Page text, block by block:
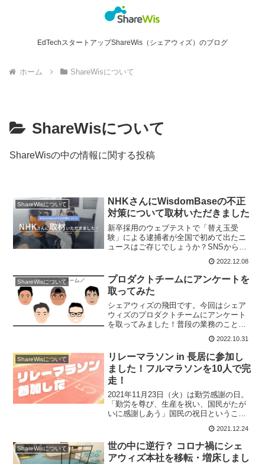
EdTechスタートアップShareWis（シェアウィズ）のブログ
ホーム ShareWisについて
ShareWisについて
ShareWisの中の情報に関する投稿
ShareWisについて
NHKさんにWisdomBaseの不正
対策について取材いただきました
新卒採用のウェブテストで「替え玉受
験」による逮捕者が全国で初めて出たニ
ュースはご存じでしょうか？SNSからウ
い、過去4年間で4000件ほど代行したとの
こと。採用試験のウェブテスト用のID・
パスワードを依頼者...
2022.12.08
ShareWisについて
プロダクトチームにアンケートを
取ってみた
シェアウィズの飛田です。今回はシェア
ウィズのプロダクトチームにアンケート
を取ってみました！普段の業務のこと
や、プログラミングに興味を持ったきっ
かけなど、シェアウィズで働いているエ
ンジニアのみなさんを紹介します。プロ
ダクトチームでは、5人のエ...
2022.10.31
ShareWisについて
リレーマラソン in 長居に参加し
ました！フルマラソンを10人で完
走！
2021年11月23日（火）は勤労感謝の日。
「勤労を尊び、生産を祝い、国民がたが
いに感謝しあう」国民の祝日ということ
ちなみに過去にも何度か会社でマラソン
イベントに参加したことがあります。今
回参加したのは「...
2021.12.24
ShareWisについて
世の中に逆行？ コロナ禍にシェ
アウィズ本社を移転・増床しまし